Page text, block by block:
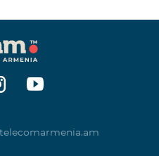
կամ ԿՈՄԲՈ
կարող եք